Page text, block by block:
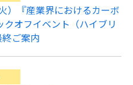
）『産業界におけるカーボ
オフイベント（ハイブリ
ご案内